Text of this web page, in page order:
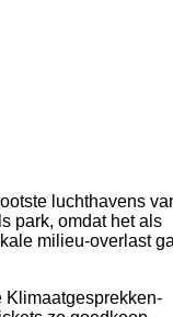
luchthavens
park, omdat het als
milieu-overlast
Klimaatgesprekken-